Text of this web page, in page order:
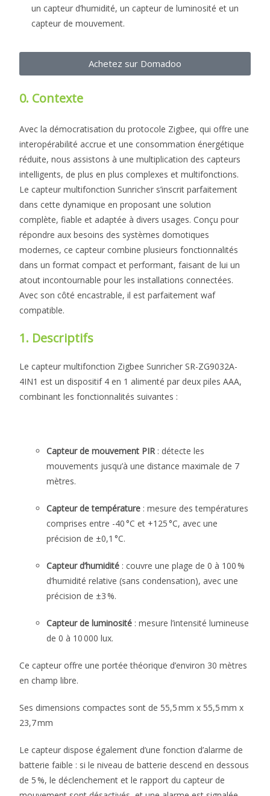
un capteur d’humidité, un capteur de luminosité et un
capteur de mouvement.
Achetez sur Domadoo
0. Contexte
Avec la démocratisation du protocole Zigbee, qui offre une
interopérabilité accrue et une consommation énergétique
réduite, nous assistons à une multiplication des capteurs
intelligents, de plus en plus complexes et multifonctions.
Le capteur multifonction Sunricher s’inscrit parfaitement
dans cette dynamique en proposant une solution
complète, fiable et adaptée à divers usages. Conçu pour
répondre aux besoins des systèmes domotiques
modernes, ce capteur combine plusieurs fonctionnalités
dans un format compact et performant, faisant de lui un
atout incontournable pour les installations connectées.
Avec son côté encastrable, il est parfaitement waf
compatible.
1. Descriptifs
Le capteur multifonction Zigbee Sunricher SR-ZG9032A-
4IN1 est un dispositif 4 en 1 alimenté par deux piles AAA,
combinant les fonctionnalités suivantes :
Capteur de mouvement PIR: détecte les
mouvements jusqu’à une distance maximale de 7
mètres.
Capteur de température : mesure des températures
comprises entre -40 °C et +125 °C, avec une
précision de ±0,1 °C.
Capteur d’humidité : couvre une plage de 0 à 100 %
d’humidité relative (sans condensation), avec une
précision de ±3 %.
Capteur de luminosité : mesure l’intensité lumineuse
de 0 à 10 000 lux.
Ce capteur offre une portée théorique d’environ 30 mètres
en champ libre.
Ses dimensions compactes sont de 55,5 mm x 55,5 mm x
23,7 mm
Le capteur dispose également d’une fonction d’alarme de
batterie faible : si le niveau de batterie descend en dessous
de 5 %, le déclenchement et le rapport du capteur de